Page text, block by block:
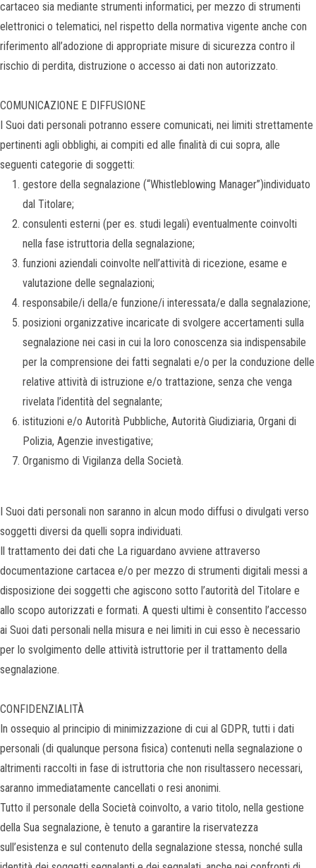
cartaceo sia mediante strumenti informatici, per mezzo di strumenti
elettronici o telematici, nel rispetto della normativa vigente anche con
riferimento all’adozione di appropriate misure di sicurezza contro il
rischio di perdita, distruzione o accesso ai dati non autorizzato.
COMUNICAZIONE E DIFFUSIONE
I Suoi dati personali potranno essere comunicati, nei limiti strettamente
pertinenti agli obblighi, ai compiti ed alle finalità di cui sopra, alle
seguenti categorie di soggetti:
gestore della segnalazione (“Whistleblowing Manager”)individuato
dal Titolare;
consulenti esterni (per es. studi legali) eventualmente coinvolti
nella fase istruttoria della segnalazione;
funzioni aziendali coinvolte nell’attività di ricezione, esame e
valutazione delle segnalazioni;
responsabile/i della/e funzione/i interessata/e dalla segnalazione;
posizioni organizzative incaricate di svolgere accertamenti sulla
segnalazione nei casi in cui la loro conoscenza sia indispensabile
per la comprensione dei fatti segnalati e/o per la conduzione delle
relative attività di istruzione e/o trattazione, senza che venga
rivelata l’identità del segnalante;
istituzioni e/o Autorità Pubbliche, Autorità Giudiziaria, Organi di
Polizia, Agenzie investigative;
Organismo di Vigilanza della Società.
I Suoi dati personali non saranno in alcun modo diffusi o divulgati verso
soggetti diversi da quelli sopra individuati.
Il trattamento dei dati che La riguardano avviene attraverso
documentazione cartacea e/o per mezzo di strumenti digitali messi a
disposizione dei soggetti che agiscono sotto l’autorità del Titolare e
allo scopo autorizzati e formati. A questi ultimi è consentito l’accesso
ai Suoi dati personali nella misura e nei limiti in cui esso è necessario
per lo svolgimento delle attività istruttorie per il trattamento della
segnalazione.
CONFIDENZIALITÀ
In ossequio al principio di minimizzazione di cui al GDPR, tutti i dati
personali (di qualunque persona fisica) contenuti nella segnalazione o
altrimenti raccolti in fase di istruttoria che non risultassero necessari,
saranno immediatamente cancellati o resi anonimi.
Tutto il personale della Società coinvolto, a vario titolo, nella gestione
della Sua segnalazione, è tenuto a garantire la riservatezza
sull’esistenza e sul contenuto della segnalazione stessa, nonché sulla